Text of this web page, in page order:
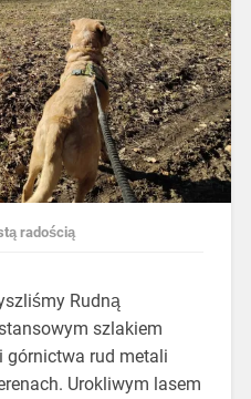
radością
Rudną
szlakiem
górnictwa rud metali
Urokliwym lasem